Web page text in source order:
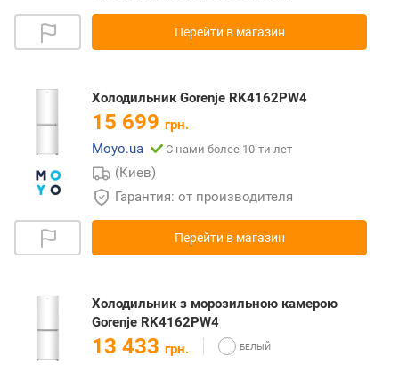
Перейти в магазин
Холодильник Gorenje RK4162PW4
15 699 грн.
Moyo.ua
С нами более 10-ти лет
(Киев)
Гарантия: от производителя
Перейти в магазин
Холодильник з морозильною камерою
Gorenje RK4162PW4
13 433 грн.